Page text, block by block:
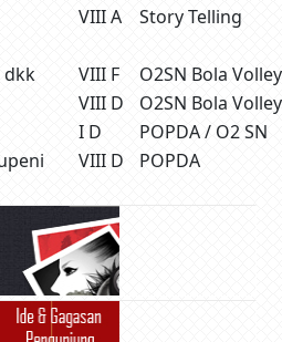
VIII A Story Telling
dkk VIII F
O2SN Bola
VIII D
O2SN Bola
I D
POPDA / O2 SN
VIII D POPDA